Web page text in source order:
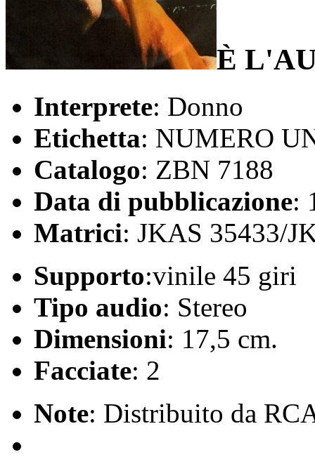
È
Interprete: Donno
Etichetta: NUMERO
Catalogo: ZBN 7188
Data di pubblicazione:
Matrici: JKAS 35433/
Supporto:vinile 45 giri
Tipo audio: Stereo
Dimensioni: 17,5 cm.
Facciate: 2
Note: Distribuito da